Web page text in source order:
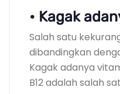
• Kagak
Salah satu
dibandingkan
Kagak adanya
B12 adalah salah